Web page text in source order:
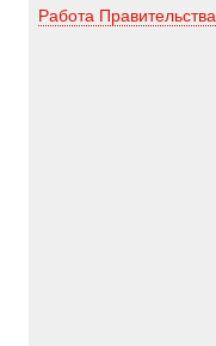
Работа Правительства